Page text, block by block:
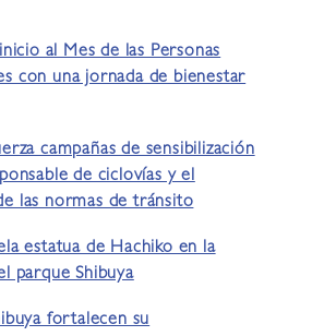
al Mes de las Personas
con una jornada de bienestar
campañas de sensibilización
de ciclovías y el
las normas de tránsito
estatua de Hachiko en la
parque Shibuya
fortalecen su